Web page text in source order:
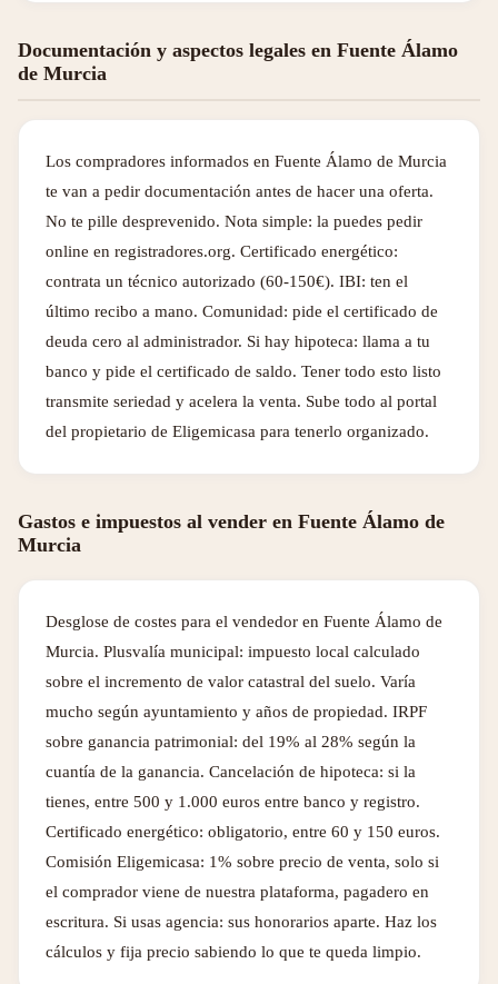
Documentación y aspectos legales en Fuente Álamo
de Murcia
Los compradores informados en Fuente Álamo de Murcia
te van a pedir documentación antes de hacer una oferta.
No te pille desprevenido. Nota simple: la puedes pedir
online en registradores.org. Certificado energético:
contrata un técnico autorizado (60-150€). IBI: ten el
último recibo a mano. Comunidad: pide el certificado de
deuda cero al administrador. Si hay hipoteca: llama a tu
banco y pide el certificado de saldo. Tener todo esto listo
transmite seriedad y acelera la venta. Sube todo al portal
del propietario de Eligemicasa para tenerlo organizado.
Gastos e impuestos al vender en Fuente Álamo de
Murcia
Desglose de costes para el vendedor en Fuente Álamo de
Murcia. Plusvalía municipal: impuesto local calculado
sobre el incremento de valor catastral del suelo. Varía
mucho según ayuntamiento y años de propiedad. IRPF
sobre ganancia patrimonial: del 19% al 28% según la
cuantía de la ganancia. Cancelación de hipoteca: si la
tienes, entre 500 y 1.000 euros entre banco y registro.
Certificado energético: obligatorio, entre 60 y 150 euros.
Comisión Eligemicasa: 1% sobre precio de venta, solo si
el comprador viene de nuestra plataforma, pagadero en
escritura. Si usas agencia: sus honorarios aparte. Haz los
cálculos y fija precio sabiendo lo que te queda limpio.